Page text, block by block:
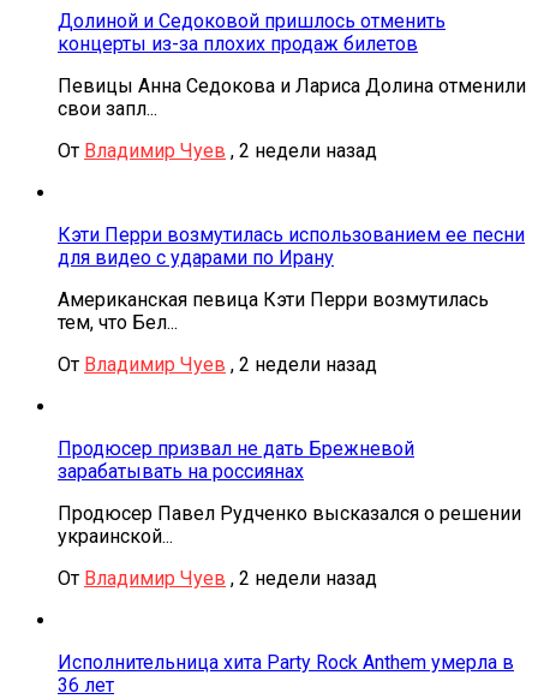
Долиной и Седоковой пришлось отменить
концерты из-за плохих продаж билетов
Певицы Анна Седокова и Лариса Долина отменили
свои запл...
От Владимир Чуев , 2 недели назад
Кэти Перри возмутилась использованием ее песни
для видео с ударами по Ирану
Американская певица Кэти Перри возмутилась
тем, что Бел...
От Владимир Чуев , 2 недели назад
Продюсер призвал не дать Брежневой
зарабатывать на россиянах
Продюсер Павел Рудченко высказался о решении
украинской...
От Владимир Чуев , 2 недели назад
Исполнительница хита Party Rock Anthem умерла в
36 лет